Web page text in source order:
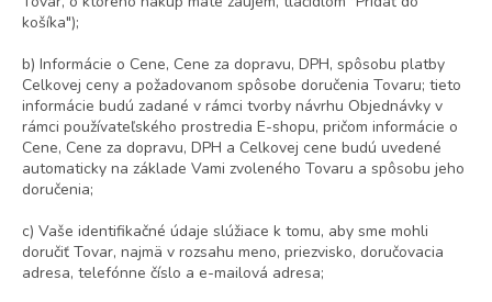
košíka");
b) Informácie o Cene, Cene za dopravu, DPH, spôsobu platby
Celkovej ceny a požadovanom spôsobe doručenia Tovaru; tieto
informácie budú zadané v rámci tvorby návrhu Objednávky v
rámci používateľského prostredia E-shopu, pričom informácie o
Cene, Cene za dopravu, DPH a Celkovej cene budú uvedené
automaticky na základe Vami zvoleného Tovaru a spôsobu jeho
doručenia;
c) Vaše identifikačné údaje slúžiace k tomu, aby sme mohli
doručiť Tovar, najmä v rozsahu meno, priezvisko, doručovacia
adresa, telefónne číslo a e-mailová adresa;